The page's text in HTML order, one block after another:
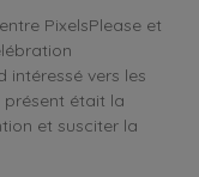
PixelsPlease et
intéressé vers les
présent était la
et susciter la